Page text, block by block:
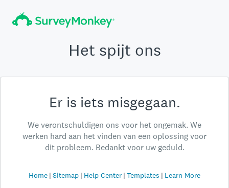
Het spijt ons
Er is iets misgegaan.
We verontschuldigen ons voor het ongemak. We
werken hard aan het vinden van een oplossing voor
dit probleem. Bedankt voor uw geduld.
Home Sitemap Help Center Templates Learn More